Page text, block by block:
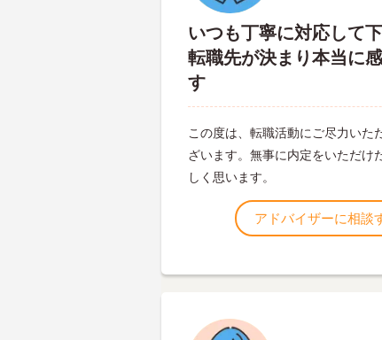
いつも丁寧に対応して
転職先が決まり本当に
す
この度は、転職活動にご尽力いた
ざいます。無事に内定をいただけ
しく思います。
アドバイザーに相談